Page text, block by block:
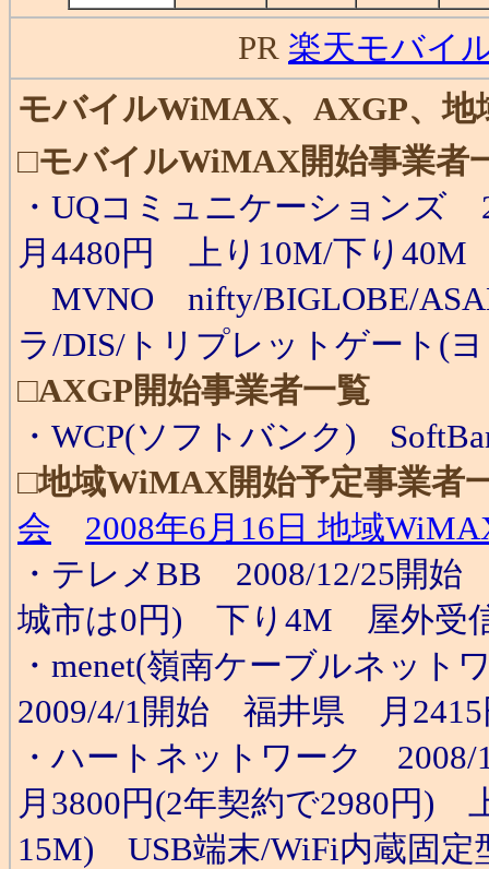
PR 楽天モバイ
モバイルWiMAX、AXGP、
□モバイルWiMAX開始事業者
・UQコミュニケーション
月4480円 上り10M/下り40M
MVNO nifty/BIGLOBE/
ラ/DIS/トリプレットゲート(
□AXGP開始事業者一覧
・WCP(ソフトバンク)
□地域WiMAX開始予定事業者
会
2008年6月16日 地域
・テレメBB 2008/12/25開
城市は0円) 下り4M 屋外受
・menet(嶺南ケーブルネッ
2009/4/1開始 福井県 月
・ハートネットワーク
月3800円(2年契約で2980円)
15M) USB端末/WiFi内蔵固定